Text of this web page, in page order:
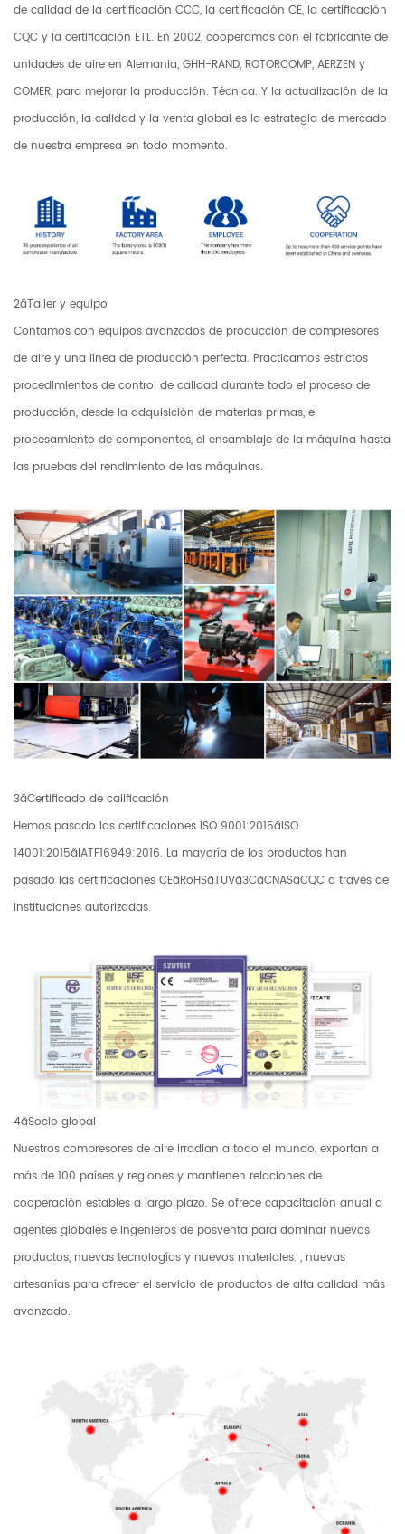
de calidad de la certificación CCC, la certificación CE, la certificación
CQC y la certificación ETL. En 2002, cooperamos con el fabricante de
unidades de aire en Alemania, GHH-RAND, ROTORCOMP, AERZEN y
COMER, para mejorar la producción. Técnica. Y la actualización de la
producción, la calidad y la venta global es la estrategia de mercado
de nuestra empresa en todo momento.
2ãTaller y equipo
Contamos con equipos avanzados de producción de compresores
de aire y una línea de producción perfecta. Practicamos estrictos
procedimientos de control de calidad durante todo el proceso de
producción, desde la adquisición de materias primas, el
procesamiento de componentes, el ensamblaje de la máquina hasta
las pruebas del rendimiento de las máquinas.
3ãCertificado de calificación
Hemos pasado las certificaciones ISO 9001:2015ãISO
14001:2015ãIATF16949:2016. La mayoría de los productos han
pasado las certificaciones CEãRoHSãTUVã3CãCNASãCQC a través de
instituciones autorizadas.
4ãSocio global
Nuestros compresores de aire irradian a todo el mundo, exportan a
más de 100 países y regiones y mantienen relaciones de
cooperación estables a largo plazo. Se ofrece capacitación anual a
agentes globales e ingenieros de posventa para dominar nuevos
productos, nuevas tecnologías y nuevos materiales. , nuevas
artesanías para ofrecer el servicio de productos de alta calidad más
avanzado.